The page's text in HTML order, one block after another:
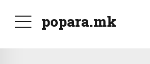
popara.mk